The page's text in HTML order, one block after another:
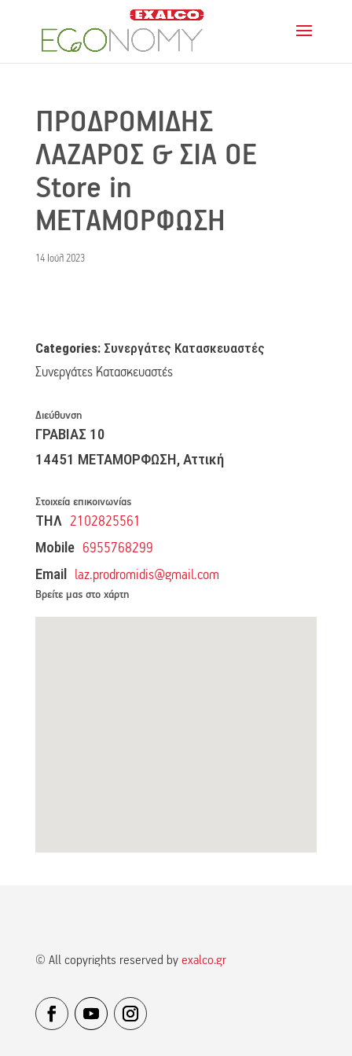
ΠΡΟΔΡΟΜΙΔΗΣ
ΛΑΖΑΡΟΣ & ΣΙΑ ΟΕ
Store in
ΜΕΤΑΜΟΡΦΩΣΗ
14 Ιούλ 2023
Categories: Συνεργάτες Κατασκευαστές
Συνεργάτες Κατασκευαστές
Διεύθυνση
ΓΡΑΒΙΑΣ 10
14451 ΜΕΤΑΜΟΡΦΩΣΗ, Αττική
Στοιχεία επικοινωνίας
ΤΗΛ 2102825561
Mobile 6955768299
Email laz.prodromidis@gmail.com
Βρείτε μας στο χάρτη
© All copyrights reserved by exalco.gr